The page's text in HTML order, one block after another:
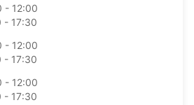
- 12:00
- 17:30
- 12:00
- 17:30
- 12:00
- 17:30